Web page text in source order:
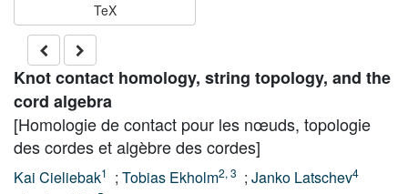
Knot contact homology, string topology, and the
cord algebra
[Homologie de contact pour les nœuds, topologie
des cordes et algèbre des cordes]
Kai Cieliebak1 ; Tobias Ekholm2, 3 ; Janko Latschev4